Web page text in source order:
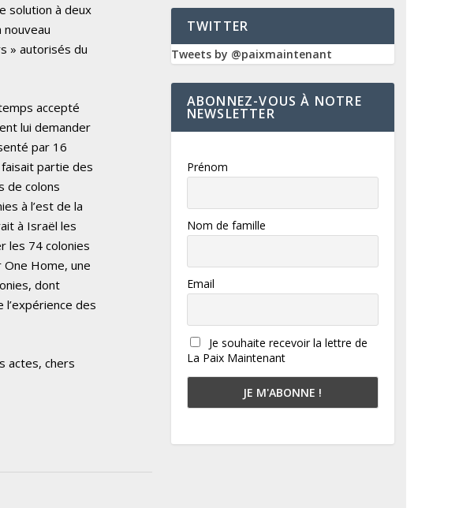
solution à deux
» autorisés du
accepté
lui demander
par 16
partie des
de colons
à l’est de la
à Israël les
les 74 colonies
One Home, une
dont
des
actes, chers
TWITTER
Tweets by @paixmaintenant
ABONNEZ-VOUS À NOTRE
NEWSLETTER
Prénom
Nom de famille
Email
Je souhaite recevoir la lettre de
La Paix Maintenant